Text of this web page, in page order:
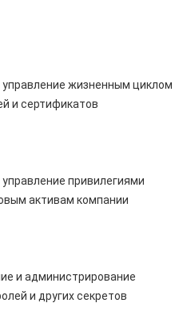
управление жизненным циклом
и сертификатов
привилегиями
активам компании
и администрирование
и других секретов